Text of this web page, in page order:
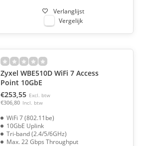
Verlanglijst
Vergelijk
Zyxel WBE510D WiFi 7 Access
Point 10GbE
€253,55 Excl. btw
€306,80 Incl. btw
WiFi 7 (802.11be)
10GbE Uplink
Tri-band (2.4/5/6GHz)
Max. 22 Gbps Throughput